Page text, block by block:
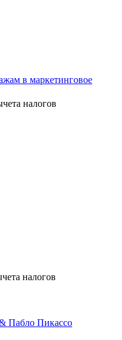
в маркетинговое
налогов
налогов
Пабло Пикассо